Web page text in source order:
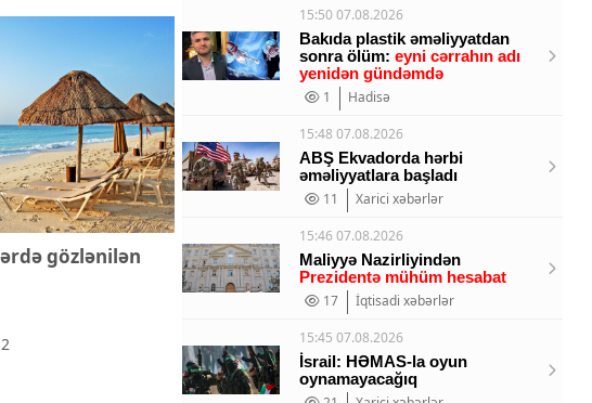
Lakin
az
Gecə
duman
gözlənilən
15:50 07.08.2026
Bakıda plastik əməliyyatdan
sonra ölüm: eyni cərrahın adı
yenidən gündəmdə
1
Hadisə
15:48 07.08.2026
ABŞ Ekvadorda hərbi
əməliyyatlara başladı
11
Xarici xəbərlər
15:46 07.08.2026
Maliyyə Nazirliyindən
Prezidentə mühüm hesabat
17
İqtisadi xəbərlər
15:45 07.08.2026
İsrail: HƏMAS-la oyun
oynamayacağıq